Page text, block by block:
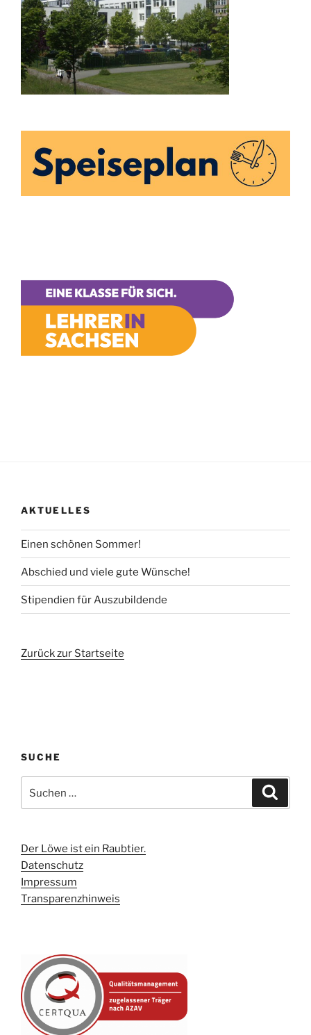
AKTUELLES
Einen schönen Sommer!
Abschied und viele gute Wünsche!
Stipendien für Auszubildende
Zurück zur Startseite
SUCHE
nach:
Der Löwe ist ein Raubtier.
Datenschutz
Impressum
Transparenzhinweis